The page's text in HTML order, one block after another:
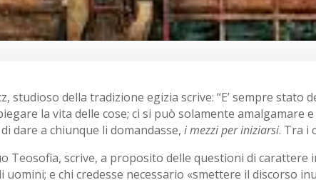
studioso della tradizione egizia scrive: “E’ sempre
la vita delle cose; ci si può solamente amalgamare e
dare a chiunque li domandasse, i mezzi per iniziarsi. Tra i
Teosofia, scrive, a proposito delle questioni di carattere
uomini; e chi credesse necessario «smettere il discorso